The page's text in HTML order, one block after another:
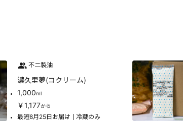
不二製油
濃久里夢(コクリーム)
1,000ml
￥1,177から
最短8月25日お届け 冷蔵のみ